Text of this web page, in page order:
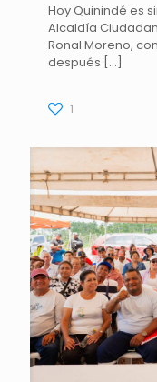
Hoy Quinindé es
Alcaldía
Ronal Moreno,
después […]
1